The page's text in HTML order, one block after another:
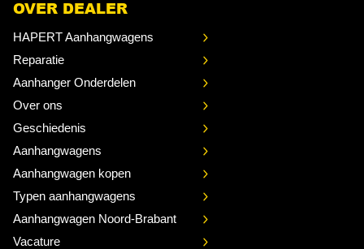
OVER DEALER
HAPERT Aanhangwagens
Reparatie
Aanhanger Onderdelen
Over ons
Geschiedenis
Aanhangwagens
Aanhangwagen kopen
Typen aanhangwagens
Aanhangwagen Noord-Brabant
Vacature